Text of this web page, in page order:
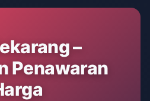
–
Penawaran